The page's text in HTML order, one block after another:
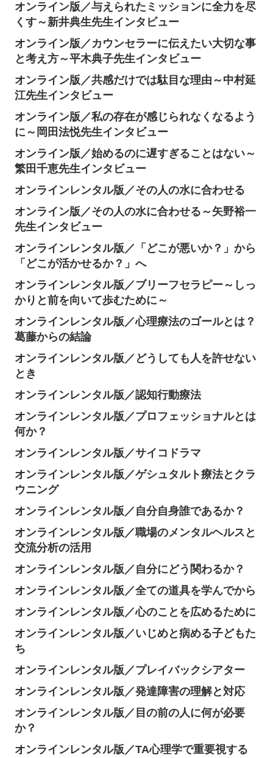
オンライン版／与えられたミッションに全力を尽
くす～新井典生先生インタビュー
オンライン版／カウンセラーに伝えたい大切な事
と考え方～平木典子先生インタビュー
オンライン版／共感だけでは駄目な理由～中村延
江先生インタビュー
オンライン版／私の存在が感じられなくなるよう
に～岡田法悦先生インタビュー
オンライン版／始めるのに遅すぎることはない～
繁田千恵先生インタビュー
オンラインレンタル版／その人の水に合わせる
オンライン版／その人の水に合わせる～矢野裕一
先生インタビュー
オンラインレンタル版／「どこが悪いか？」から
「どこが活かせるか？」へ
オンラインレンタル版／ブリーフセラピー～しっ
かりと前を向いて歩むために～
オンラインレンタル版／心理療法のゴールとは？
葛藤からの結論
オンラインレンタル版／どうしても人を許せない
とき
オンラインレンタル版／認知行動療法
オンラインレンタル版／プロフェッショナルとは
何か？
オンラインレンタル版／サイコドラマ
オンラインレンタル版／ゲシュタルト療法とクラ
ウニング
オンラインレンタル版／自分自身誰であるか？
オンラインレンタル版／職場のメンタルヘルスと
交流分析の活用
オンラインレンタル版／自分にどう関わるか？
オンラインレンタル版／全ての道具を学んでから
オンラインレンタル版／心のことを広めるために
オンラインレンタル版／いじめと病める子どもた
ち
オンラインレンタル版／プレイバックシアター
オンラインレンタル版／発達障害の理解と対応
オンラインレンタル版／目の前の人に何が必要
か？
オンラインレンタル版／TA心理学で重要視する